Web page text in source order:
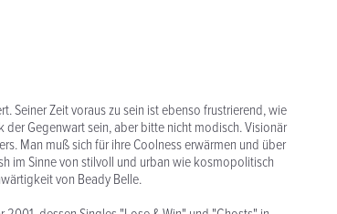
Seiner Zeit voraus zu sein ist ebenso frustrierend, wie
Gegenwart sein, aber bitte nicht modisch. Visionär
Man muß sich für ihre Coolness erwärmen und über
im Sinne von stilvoll und urban wie kosmopolitisch
von Beady Belle.